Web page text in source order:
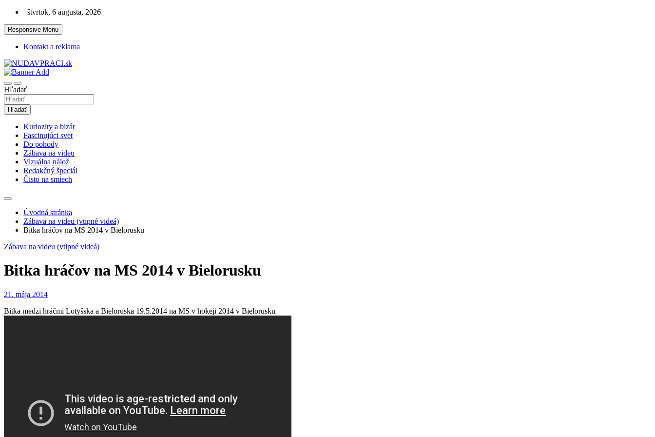
Skip
content
štvrtok, 6 augusta, 2026
Responsive Menu
Kontakt a reklama
nudaVpráci.sk
Hľadať
Hľadať
Kuriozity a bizár
Fascinujúci svet
Do pohody
Zábava na videu
Vizuálna nálož
Redakčný špeciál
Čisto na smiech
Úvodná stránka
Zábava na videu (vtipné videá)
Bitka hráčov na MS 2014 v Bielorusku
Zábava na videu (vtipné videá)
Bitka hráčov na MS 2014 v Bielorusku
21. mája 2014
Bitka medzi hráčmi Lotyšska a Bieloruska 19.5.2014 na MS v hokeji 2014 v Bielorusku